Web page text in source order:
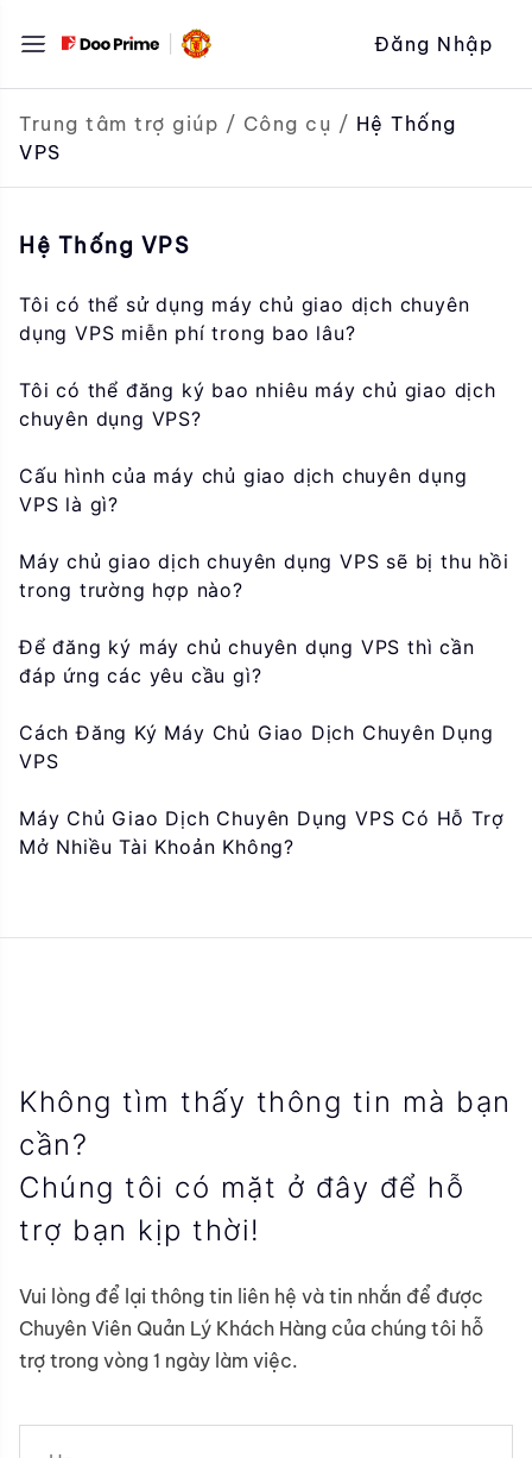
đến
nội
dung
Đăng Nhập
Trung tâm trợ giúp / Công cụ / Hệ Thống
VPS
Hệ Thống VPS
Tôi có thể sử dụng máy chủ giao dịch chuyên
dụng VPS miễn phí trong bao lâu?
Tôi có thể đăng ký bao nhiêu máy chủ giao dịch
chuyên dụng VPS?
Cấu hình của máy chủ giao dịch chuyên dụng
VPS là gì?
Máy chủ giao dịch chuyên dụng VPS sẽ bị thu hồi
trong trường hợp nào?
Để đăng ký máy chủ chuyên dụng VPS thì cần
đáp ứng các yêu cầu gì?
Cách Đăng Ký Máy Chủ Giao Dịch Chuyên Dụng
VPS
Máy Chủ Giao Dịch Chuyên Dụng VPS Có Hỗ Trợ
Mở Nhiều Tài Khoản Không?
Không tìm thấy thông tin mà bạn
cần?
Chúng tôi có mặt ở đây để hỗ
trợ bạn kịp thời!
Vui lòng để lại thông tin liên hệ và tin nhắn để được
Chuyên Viên Quản Lý Khách Hàng của chúng tôi hỗ
trợ trong vòng 1 ngày làm việc.